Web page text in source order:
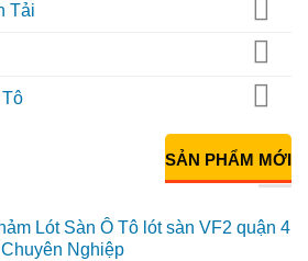
Tải
SẢN PHẨM MỚI
Lót Sàn Ô Tô lót sàn VF2 quận 4
Nghiệp